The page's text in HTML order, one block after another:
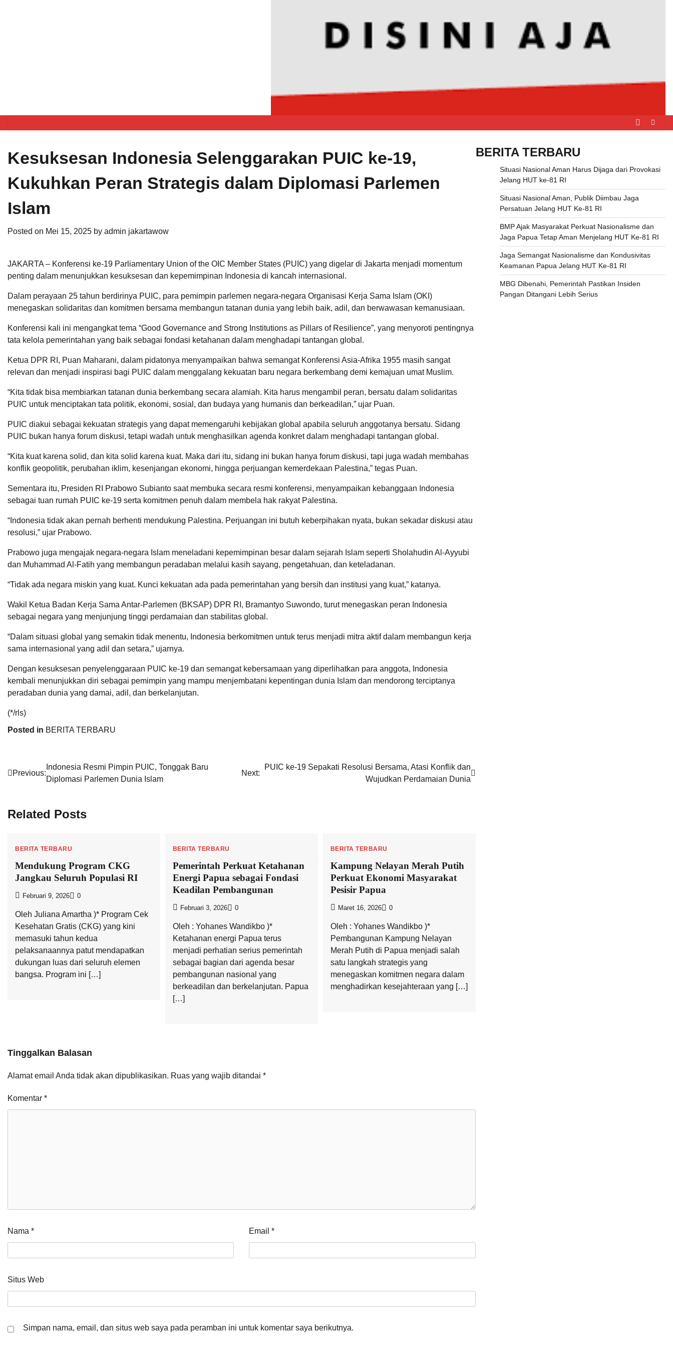
Kesuksesan Indonesia Selenggarakan PUIC ke-19,
Kukuhkan Peran Strategis dalam Diplomasi Parlemen
Islam
Posted on Mei 15, 2025 by admin jakartawow
JAKARTA – Konferensi ke-19 Parliamentary Union of the OIC Member States (PUIC) yang digelar di Jakarta menjadi momentum
penting dalam menunjukkan kesuksesan dan kepemimpinan Indonesia di kancah internasional.
Dalam perayaan 25 tahun berdirinya PUIC, para pemimpin parlemen negara-negara Organisasi Kerja Sama Islam (OKI)
menegaskan solidaritas dan komitmen bersama membangun tatanan dunia yang lebih baik, adil, dan berwawasan kemanusiaan.
Konferensi kali ini mengangkat tema “Good Governance and Strong Institutions as Pillars of Resilience”, yang menyoroti pentingnya
tata kelola pemerintahan yang baik sebagai fondasi ketahanan dalam menghadapi tantangan global.
Ketua DPR RI, Puan Maharani, dalam pidatonya menyampaikan bahwa semangat Konferensi Asia-Afrika 1955 masih sangat
relevan dan menjadi inspirasi bagi PUIC dalam menggalang kekuatan baru negara berkembang demi kemajuan umat Muslim.
“Kita tidak bisa membiarkan tatanan dunia berkembang secara alamiah. Kita harus mengambil peran, bersatu dalam solidaritas
PUIC untuk menciptakan tata politik, ekonomi, sosial, dan budaya yang humanis dan berkeadilan,” ujar Puan.
PUIC diakui sebagai kekuatan strategis yang dapat memengaruhi kebijakan global apabila seluruh anggotanya bersatu. Sidang
PUIC bukan hanya forum diskusi, tetapi wadah untuk menghasilkan agenda konkret dalam menghadapi tantangan global.
“Kita kuat karena solid, dan kita solid karena kuat. Maka dari itu, sidang ini bukan hanya forum diskusi, tapi juga wadah membahas
konflik geopolitik, perubahan iklim, kesenjangan ekonomi, hingga perjuangan kemerdekaan Palestina,” tegas Puan.
Sementara itu, Presiden RI Prabowo Subianto saat membuka secara resmi konferensi, menyampaikan kebanggaan Indonesia
sebagai tuan rumah PUIC ke-19 serta komitmen penuh dalam membela hak rakyat Palestina.
“Indonesia tidak akan pernah berhenti mendukung Palestina. Perjuangan ini butuh keberpihakan nyata, bukan sekadar diskusi atau
resolusi,” ujar Prabowo.
Prabowo juga mengajak negara-negara Islam meneladani kepemimpinan besar dalam sejarah Islam seperti Sholahudin Al-Ayyubi
dan Muhammad Al-Fatih yang membangun peradaban melalui kasih sayang, pengetahuan, dan keteladanan.
“Tidak ada negara miskin yang kuat. Kunci kekuatan ada pada pemerintahan yang bersih dan institusi yang kuat,” katanya.
Wakil Ketua Badan Kerja Sama Antar-Parlemen (BKSAP) DPR RI, Bramantyo Suwondo, turut menegaskan peran Indonesia
sebagai negara yang menjunjung tinggi perdamaian dan stabilitas global.
“Dalam situasi global yang semakin tidak menentu, Indonesia berkomitmen untuk terus menjadi mitra aktif dalam membangun kerja
sama internasional yang adil dan setara,” ujarnya.
Dengan kesuksesan penyelenggaraan PUIC ke-19 dan semangat kebersamaan yang diperlihatkan para anggota, Indonesia
kembali menunjukkan diri sebagai pemimpin yang mampu menjembatani kepentingan dunia Islam dan mendorong terciptanya
peradaban dunia yang damai, adil, dan berkelanjutan.
(*/rls)
Posted in BERITA TERBARU
Navigasi
Previous:
Indonesia Resmi Pimpin PUIC, Tonggak Baru
Diplomasi Parlemen Dunia Islam
Next:
PUIC ke-19 Sepakati Resolusi Bersama, Atasi Konflik dan
Wujudkan Perdamaian Dunia
Related Posts
BERITA TERBARU
Mendukung Program CKG
Jangkau Seluruh Populasi RI
Februari 9, 2026 0
Oleh Juliana Amartha )* Program Cek
Kesehatan Gratis (CKG) yang kini
memasuki tahun kedua
pelaksanaannya patut mendapatkan
dukungan luas dari seluruh elemen
bangsa. Program ini […]
BERITA TERBARU
Pemerintah Perkuat Ketahanan
Energi Papua sebagai Fondasi
Keadilan Pembangunan
Februari 3, 2026 0
Oleh : Yohanes Wandikbo )*
Ketahanan energi Papua terus
menjadi perhatian serius pemerintah
sebagai bagian dari agenda besar
pembangunan nasional yang
berkeadilan dan berkelanjutan. Papua
[…]
BERITA TERBARU
Kampung Nelayan Merah Putih
Perkuat Ekonomi Masyarakat
Pesisir Papua
Maret 16, 2026 0
Oleh : Yohanes Wandikbo )*
Pembangunan Kampung Nelayan
Merah Putih di Papua menjadi salah
satu langkah strategis yang
menegaskan komitmen negara dalam
menghadirkan kesejahteraan yang […]
Tinggalkan Balasan
Alamat email Anda tidak akan dipublikasikan. Ruas yang wajib ditandai *
Komentar *
Nama * Email*
Situs Web
Simpan nama, email, dan situs web saya pada peramban ini untuk komentar saya berikutnya.
BERITA TERBARU
Situasi Nasional Aman Harus Dijaga dari Provokasi
Jelang HUT ke-81 RI
Situasi Nasional Aman, Publik Diimbau Jaga
Persatuan Jelang HUT Ke-81 RI
BMP Ajak Masyarakat Perkuat Nasionalisme dan
Jaga Papua Tetap Aman Menjelang HUT Ke-81 RI
Jaga Semangat Nasionalisme dan Kondusivitas
Keamanan Papua Jelang HUT Ke-81 RI
MBG Dibenahi, Pemerintah Pastikan Insiden
Pangan Ditangani Lebih Serius